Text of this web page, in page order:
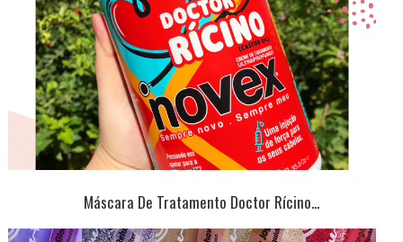
Máscara De Tratamento Doctor Rícino...